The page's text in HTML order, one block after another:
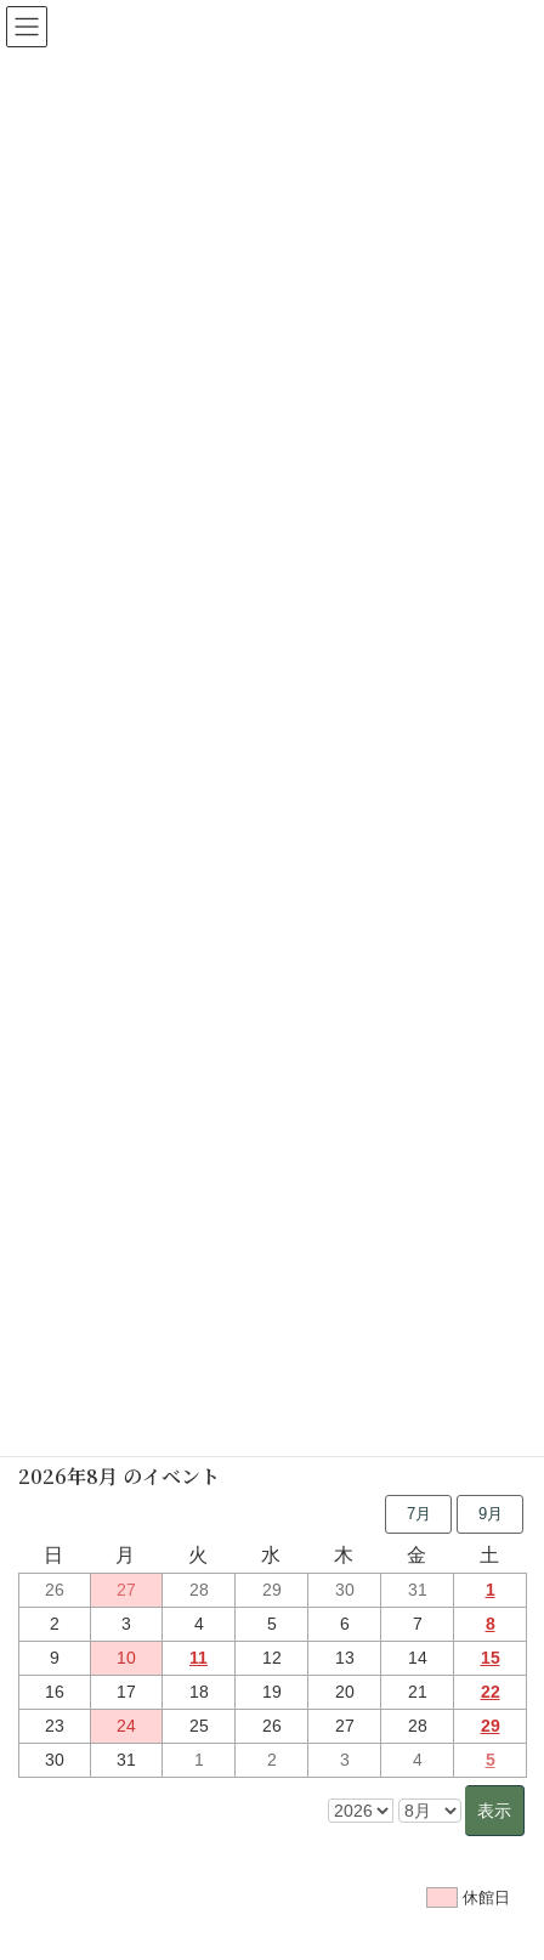
2026年8月 のイベント
7月 9月
日 月 火 水 木 金 土
26 27 28 29 30 31
1
2
3 4 5 6 7
8
9
10 11 12 13 14
15
16
17 18 19 20 21
22
23
24 25 26 27 28
29
30
31 1 2 3 4 5
休館日